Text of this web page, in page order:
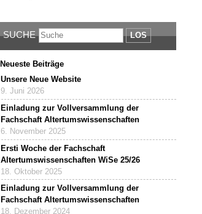
SUCHE LOS
Neueste Beiträge
Unsere Neue Website
9. Juni 2026
Einladung zur Vollversammlung der
Fachschaft Altertumswissenschaften
6. November 2025
Ersti Woche der Fachschaft
Altertumswissenschaften WiSe 25/26
18. Oktober 2025
Einladung zur Vollversammlung der
Fachschaft Altertumswissenschaften
18. Dezember 2024